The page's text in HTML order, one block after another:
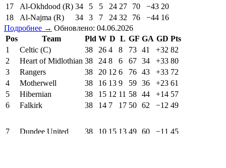
17
Al-Okhdood (R) 34 5 5 24 27 70 −43 20
18
Al-Najma (R) 34 3 7 24 32 76 −44 16
Подробнее → Обновлено: 04.06.2026
Pos
Team Pld W D L GF GA GD Pts
1
Celtic (C) 38 26 4 8 73 41 +32 82
2
Heart of Midlothian 38 24 8 6 67 34 +33 80
3
Rangers 38 20 12 6 76 43 +33 72
4
Motherwell 38 16 13 9 59 36 +23 61
5
Hibernian 38 15 12 11 58 44 +14 57
6
Falkirk 38 14 7 17 50 62 −12 49
7 Dundee United 38 10 15 13 49 60 −11 45